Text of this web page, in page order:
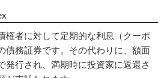
権者に対して定期的な利息（クーポ
債務証券です。その代わりに、額面
発行され、満期時に投資家に返還さ